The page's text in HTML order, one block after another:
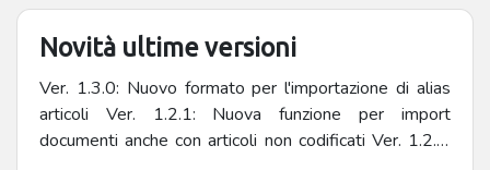
Novità ultime versioni
Ver. 1.3.0: Nuovo formato per l'importazione di alias
articoli Ver. 1.2.1: Nuova funzione per import
documenti anche con articoli non codificati Ver. 1.2.0: